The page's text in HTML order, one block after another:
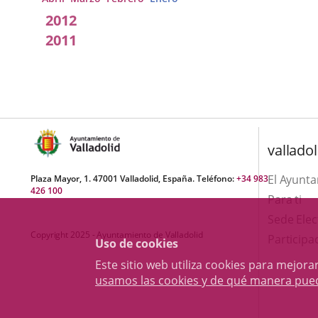
Uso de cookies
Este sitio web utiliza cookies para
usamos las cookies y de qué manera
2012
2011
Plaza Mayor, 1. 47001 Valladolid, España. Teléfono:+34 983
426 100
Copyright 2025 - Ayuntamiento de Valladolid
El
Para ti